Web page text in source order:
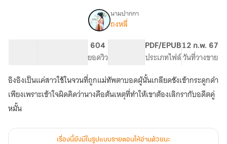
เรื่อง
แม่ทัพ
ตาบอด
นามปากกา
ถงหลี่
604
ยอดวิว
PDF/EPUB
ประเภทไฟล์
12 ก.พ. 67
วันที่วางขาย
อิงอิงเป็นแค่สาวใช้ในจวนที่ถูกแม่ทัพตาบอดผู้นั้นเกลียดชังเข้ากระดูกดำ
เพียงเพราะเข้าใจผิดคิดว่านางคือต้นเหตุที่ทำให้เขาต้องเลิกรากับอดีตคู่
หมั้น
เรื่องนี้ยังมีในรูปแบบรายตอนให้อ่านด้วยนะ